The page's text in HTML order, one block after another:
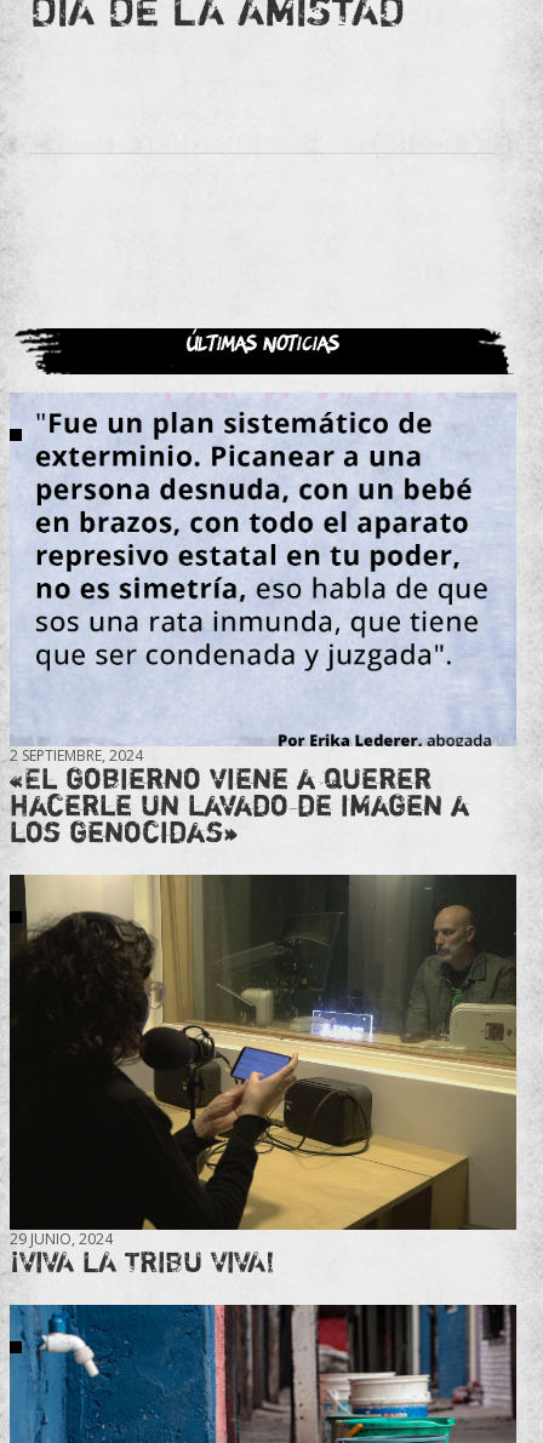
Últimas noticias
2 SEPTIEMBRE, 2024
«El gobierno viene a querer
hacerle un lavado de imagen a
los genocidas»
29 JUNIO, 2024
¡VIVA LA TRIBU VIVA!